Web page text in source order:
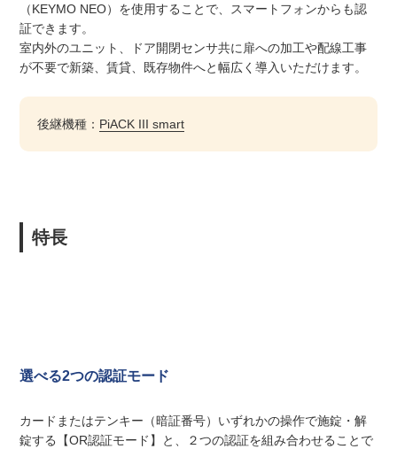
（KEYMO NEO）を使用することで、スマートフォンからも認
証できます。
室内外のユニット、ドア開閉センサ共に扉への加工や配線工事
が不要で新築、賃貸、既存物件へと幅広く導入いただけます。
後継機種： PiACK III smart
特長
選べる2つの認証モード
カードまたはテンキー（暗証番号）いずれかの操作で施錠・解
錠する【OR認証モード】と、２つの認証を組み合わせることで